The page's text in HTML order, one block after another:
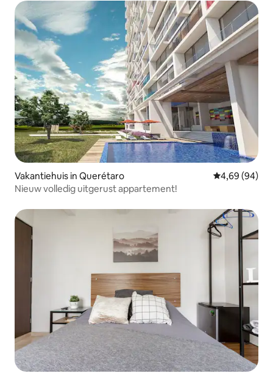
Vakantiehuis in Querétaro Gemiddelde
4,69 (94)
Nieuw volledig uitgerust appartement!